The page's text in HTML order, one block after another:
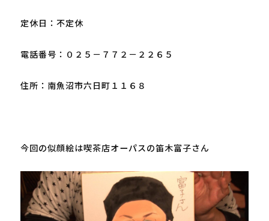
定休日：不定休
電話番号：０２５－７７２－２２６５
住所：南魚沼市六日町１１６８
今回の似顔絵は喫茶店オーパスの笛木富子さん